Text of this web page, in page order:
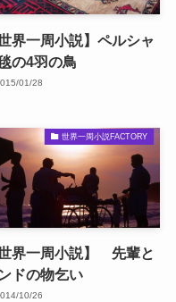
世界一周小説】ペルシャ
の4羽の鳥
01/28
世界一周小説FACTORY
世界一周小説】 先輩と
ドの物乞い
10/26